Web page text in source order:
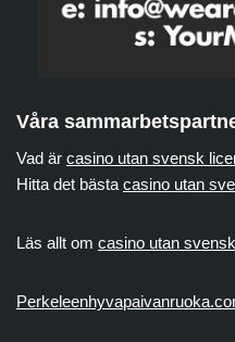
Våra
Vad är casino utan svensk
Hitta det bästa casino utan
Läs allt om casino utan